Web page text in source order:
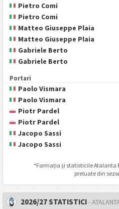
Pietro Comi
Pietro Comi
Matteo Giuseppe Plaia
Matteo Giuseppe Plaia
Gabriele Berto
Gabriele Berto
Portari
Paolo Vismara
Paolo Vismara
Piotr Pardel
Piotr Pardel
Jacopo Sassi
Jacopo Sassi
*Formația și statisticileAtalanta
preluate din
2026/27 STATISTICI-